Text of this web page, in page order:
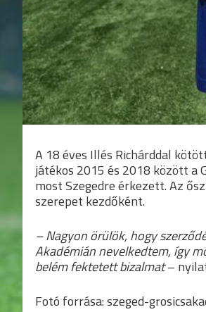
A 18 éves Illés Richárddal
játékos 2015 és 2018 között a
most Szegedre érkezett. Az
szerepet kezdőként.
– Nagyon örülök, hogy
Akadémián nevelkedtem, így
belém fektetett bizalmat–
Fotó forrása: szeged-